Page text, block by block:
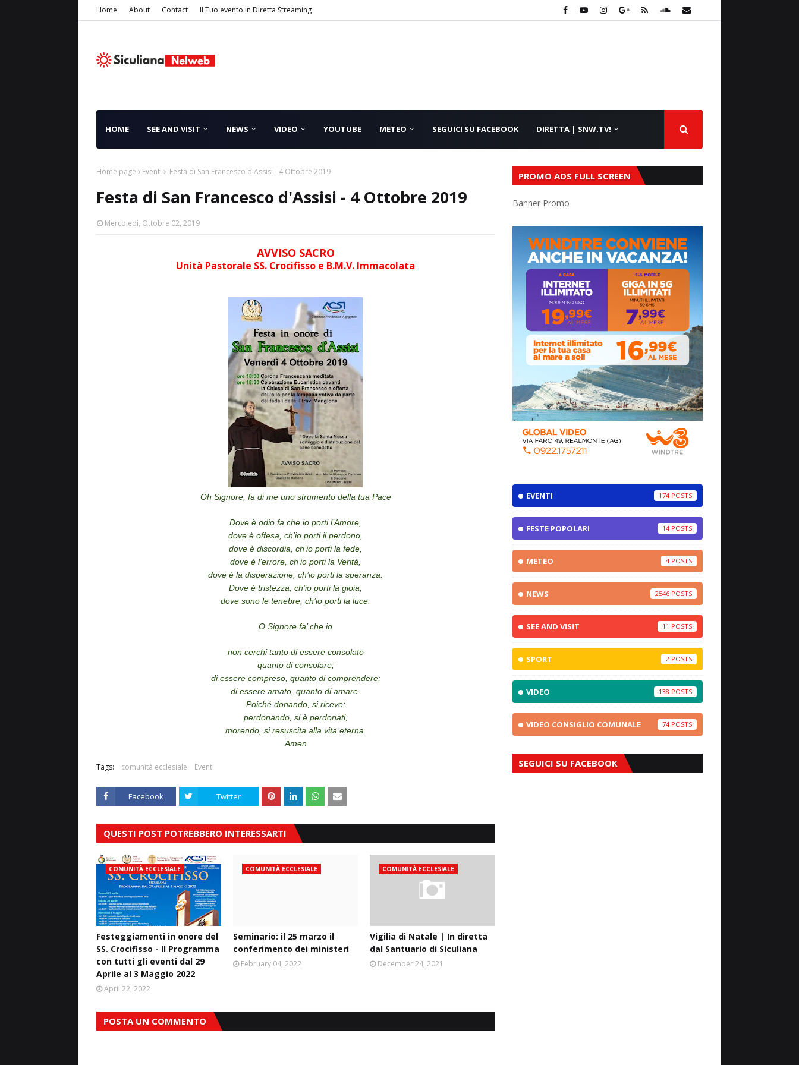
Home About Contact Il Tuo evento in Diretta Streaming
HOME SEE AND VISIT NEWS VIDEO YOUTUBE METEO SEGUICI SU FACEBOOK DIRETTA | SNW.TV!
Home page Eventi Festa di San Francesco d'Assisi - 4 Ottobre 2019
Festa di San Francesco d'Assisi - 4 Ottobre 2019
Mercoledì, Ottobre 02, 2019
AVVISO SACRO
Unità Pastorale SS. Crocifisso e B.M.V. Immacolata
Oh Signore, fa di me uno strumento della tua Pace
Dove è odio fa che io porti l’Amore,
dove è offesa, ch’io porti il perdono,
dove è discordia, ch’io porti la fede,
dove è l’errore, ch’io porti la Verità,
dove è la disperazione, ch’io porti la speranza.
Dove è tristezza, ch’io porti la gioia,
dove sono le tenebre, ch’io porti la luce.
O Signore fa’ che io
non cerchi tanto di essere consolato
quanto di consolare;
di essere compreso, quanto di comprendere;
di essere amato, quanto di amare.
Poiché donando, si riceve;
perdonando, si è perdonati;
morendo, si resuscita alla vita eterna.
Amen
Tags: comunità ecclesiale Eventi
Facebook Twitter
QUESTI POST POTREBBERO INTERESSARTI
COMUNITÀ ECCLESIALE
Festeggiamenti in onore del
SS. Crocifisso - Il Programma
con tutti gli eventi dal 29
Aprile al 3 Maggio 2022
April 22, 2022
COMUNITÀ ECCLESIALE
Seminario: il 25 marzo il
conferimento dei ministeri
February 04, 2022
COMUNITÀ ECCLESIALE
Vigilia di Natale | In diretta
dal Santuario di Siculiana
December 24, 2021
POSTA UN COMMENTO
PROMO ADS FULL SCREEN
Banner Promo
EVENTI 174
FESTE POPOLARI 14
METEO 4
NEWS 2546
SEE AND VISIT 11
SPORT 2
VIDEO 138
VIDEO CONSIGLIO COMUNALE 74
SEGUICI SU FACEBOOK